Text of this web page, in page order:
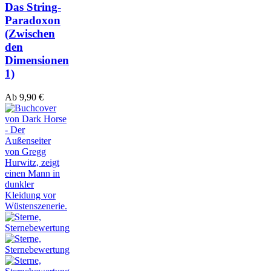
Das String-
Paradoxon
(Zwischen
den
Dimensionen
1)
Ab 9,90 €